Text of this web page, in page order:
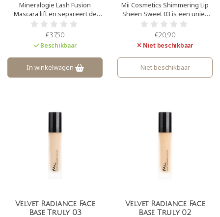
Mineralogie Lash Fusion
Mascara lift en separeert de
wimperhaartjes stuk voor stuk,
dit zorgt voor een prachtige
Lash Fusion Mascara Black
bedekt elke wimper van de
wortel tot aan de top, dit om
vette wimpers te voorkomen di
€37,50
Beschikbaar
In winkelwagen
Mii Cosmetics Shimmering Lip
Sheen Sweet 03 is een uniek
lipproduct. Het biedt de ultieme
combinatie van kleur & glans
door een mix van pareldeeltjes
die een 3D effect opwekken
€20,90
Niet beschikbaar
Niet beschikbaar
Velvet Radiance Face
Base Truly 03
Velvet Radiance Face
Base Truly 02